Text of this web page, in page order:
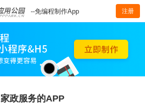
--免编程制作App 注册
家政服务的APP